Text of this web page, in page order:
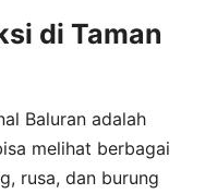
di Taman
Baluran adalah
melihat berbagai
rusa, dan burung